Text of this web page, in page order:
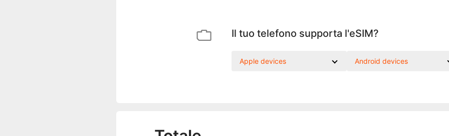
Il tuo telefono supporta l'eSIM?
Apple devices Android devices